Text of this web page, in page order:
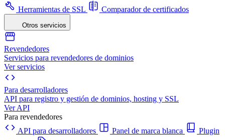
Herramientas de SSL
Comparador de certificados
Otros servicios
Revendedores
Servicios para revendedores de dominios
Ver servicios
Para desarrolladores
API para registro y gestión de dominios, hosting y SSL
Ver API
Para revendedores
API para desarrolladores
Panel de marca blanca
Plugin